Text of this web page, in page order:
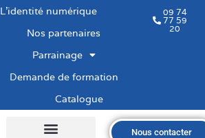
L’identité numérique
Nos partenaires
Parrainage
Demande de formation
Catalogue
09 74
77 59
20
Nous contacter